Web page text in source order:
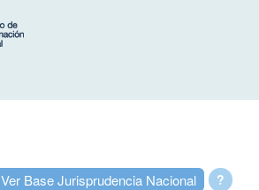
?
Ver Base Jurisprudencia Nacional